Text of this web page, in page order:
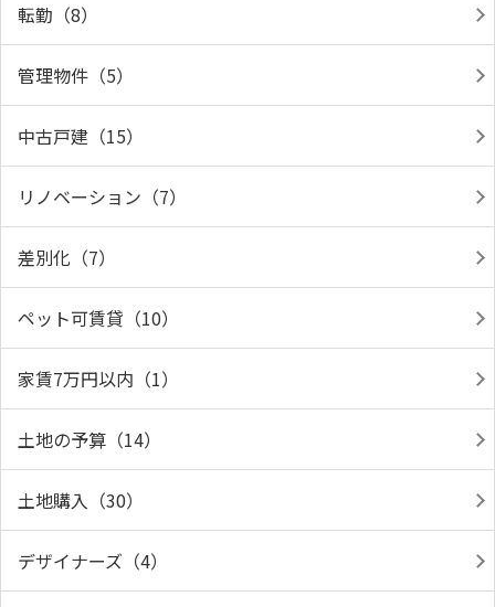
転勤（8）
管理物件（5）
中古戸建（15）
リノベーション（7）
差別化（7）
ペット可賃貸（10）
家賃7万円以内（1）
土地の予算（14）
土地購入（30）
デザイナーズ（4）